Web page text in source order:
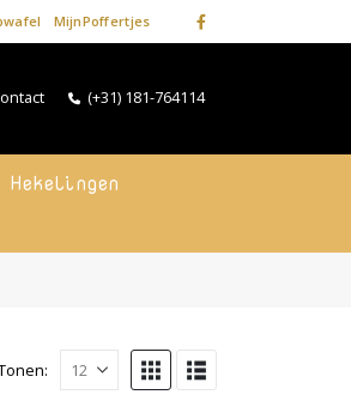
MijnPoffertjes
(+31) 181-764114
Hekelingen